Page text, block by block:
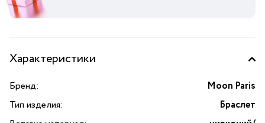
Характеристики
Бренд:
Moon Paris
Тип изделия:
Браслет